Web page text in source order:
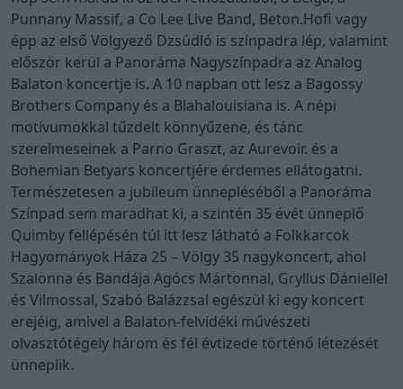
Punnany Massif, a Co Lee Live Band, Beton.Hofi vagy
épp az első Völgyező Dzsúdló is színpadra lép, valamint
először kerül a Panoráma Nagyszínpadra az Analog
Balaton koncertje is. A 10 napban ott lesz a Bagossy
Brothers Company és a Blahalouisiana is. A népi
motívumokkal tűzdelt könnyűzene, és tánc
szerelmeseinek a Parno Graszt, az Aurevoir. és a
Bohemian Betyars koncertjére érdemes ellátogatni.
Természetesen a jubileum ünnepléséből a Panoráma
Színpad sem maradhat ki, a szintén 35 évét ünneplő
Quimby fellépésén túl itt lesz látható a Folkkarcok
Hagyományok Háza 25 – Völgy 35 nagykoncert, ahol
Szalonna és Bandája Agócs Mártonnal, Gryllus Dániellel
és Vilmossal, Szabó Balázzsal egészül ki egy koncert
erejéig, amivel a Balaton-felvidéki művészeti
olvasztótégely három és fél évtizede történő létezését
ünneplik.